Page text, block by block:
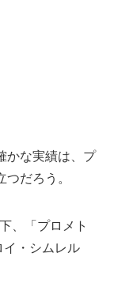
かな実績は、プ
だろう。
、「プロメト
イ・シムレル